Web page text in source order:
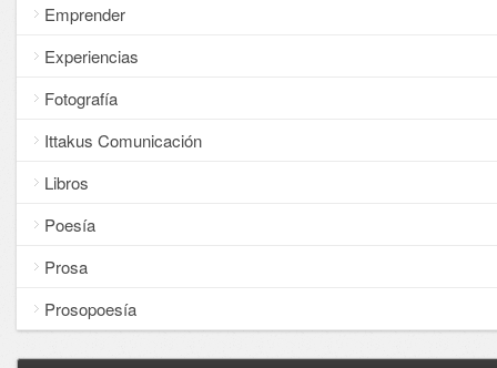
Emprender
Experiencias
Fotografía
Ittakus Comunicación
Libros
Poesía
Prosa
Prosopoesía